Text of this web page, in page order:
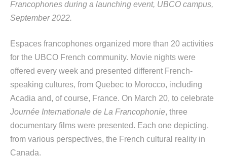
Francophones during a launching event, UBCO campus,
September 2022.
Espaces francophones organized more than 20 activities
for the UBCO French community. Movie nights were
offered every week and presented different French-
speaking cultures, from Quebec to Morocco, including
Acadia and, of course, France. On March 20, to celebrate
Journée Internationale de La Francophonie, three
documentary films were presented. Each one depicting,
from various perspectives, the French cultural reality in
Canada.